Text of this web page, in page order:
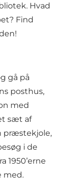
Hvad
Find
gå på
posthus,
med
sæt af
præstekjole,
i de
1950’erne
med.